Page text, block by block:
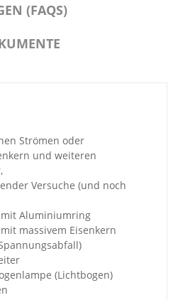
(FAQS)
Strömen oder
und weiteren
Versuche (und noch
mit Aluminiumring
massivem Eisenkern
(Lichtbogen)